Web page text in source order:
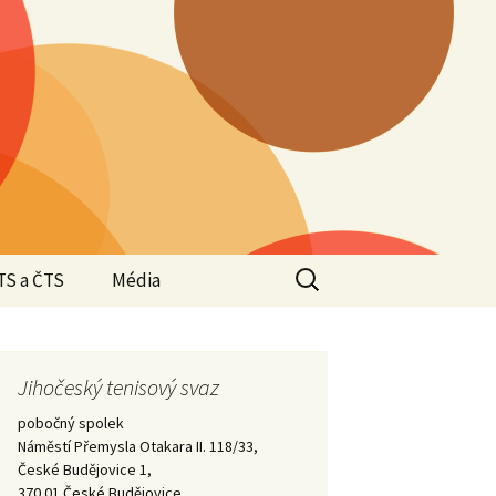
Halové oblastní
přebory 2024/2025 –
vítězové
Valná hromada JTS
2024
Krajští přeborníci –
2023
Valná hromada JTS
a ČTS Média Vyhledávání
Jihočeský tenisový svaz
pobočný spolek
Náměstí Přemysla Otakara II. 118/33,
České Budějovice 1,